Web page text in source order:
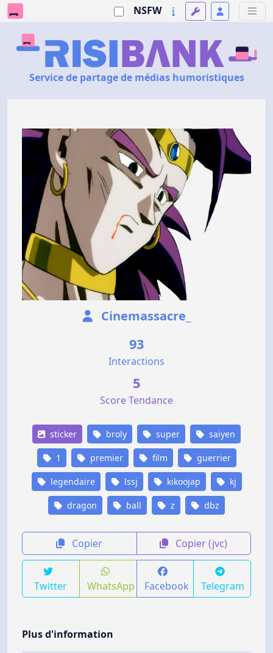
NSFW
Service de partage de médias humoristiques
Cinemassacre_
93
Interactions
5
Score Tendance
sticker broly super saiyen
1 premier film guerrier
legendaire lssj kikoojap kj
dragon ball z dbz
Copier Copier (jvc)
Twitter WhatsApp Facebook Telegram
Plus d'information